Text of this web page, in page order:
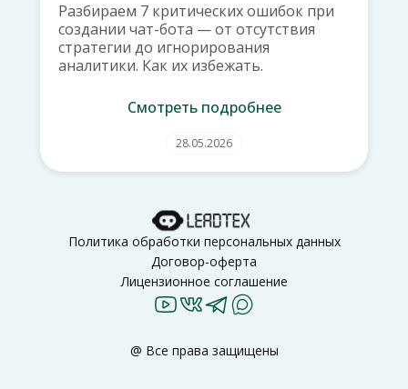
Разбираем 7 критических ошибок при
создании чат-бота — от отсутствия
стратегии до игнорирования
аналитики. Как их избежать.
Смотреть подробнее
28.05.2026
Политика обработки персональных данных
Договор-оферта
Лицензионное соглашение
@ Все права защищены